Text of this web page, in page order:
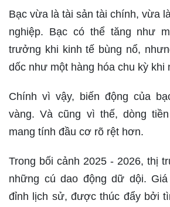
Bạc vừa là tài sản tài chính, vừa
nghiệp. Bạc có thể tăng như
trưởng khi kinh tế bùng nổ,
dốc như một hàng hóa chu kỳ khi
Chính vì vậy, biến động của
vàng. Và cũng vì thế, dòng
mang tính đầu cơ rõ rệt hơn.
Trong bối cảnh 2025 - 2026, thị
những cú dao động dữ dội.
đỉnh lịch sử, được thúc đẩy bởi